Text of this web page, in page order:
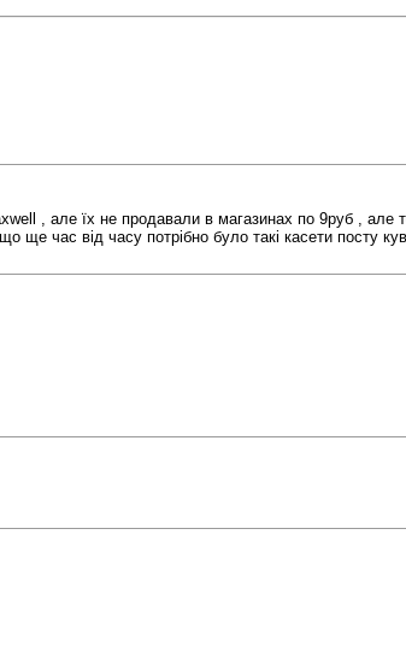
, але їх не продавали в магазинах по 9руб ,
ще час від часу потрібно було такі касети посту